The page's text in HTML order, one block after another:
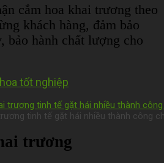
cắm hoa khai trương theo
khách hàng, đảm bảo
bảo hành chất lượng cho
tốt nghiệp
tinh tế gặt hái nhiều thành công
trương